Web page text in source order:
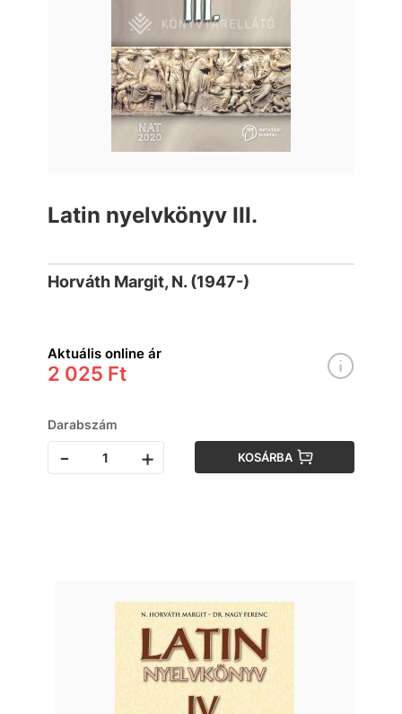
Latin nyelvkönyv III.
Horváth Margit, N. (1947-)
Aktuális online ár
2 025 Ft
Darabszám
- + KOSÁRBA